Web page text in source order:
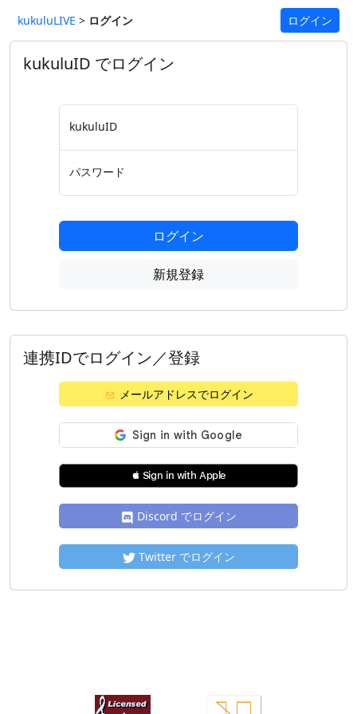
kukuluLIVE > ログイン ログイン
kukuluID でログイン
kukuluID
パスワード
ログイン
新規登録
連携IDでログイン／登録
メールアドレスでログイン
 Sign in with Apple
Discord でログイン
Twitter でログイン